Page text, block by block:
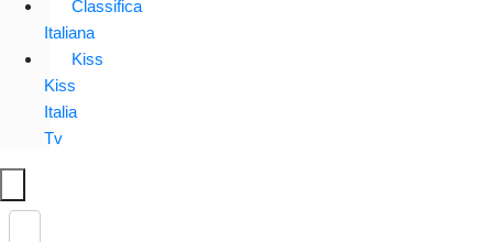
Classifica
Italiana
Kiss
Kiss
Italia
Tv